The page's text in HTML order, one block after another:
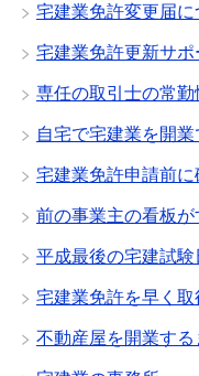
宅建業免許変更届に
宅建業免許更新サポ
専任の取引士の常
自宅で宅建業を開業
宅建業免許申請前
前の事業主の看板
平成最後の宅建試験
宅建業免許を早く
不動産屋を開業す